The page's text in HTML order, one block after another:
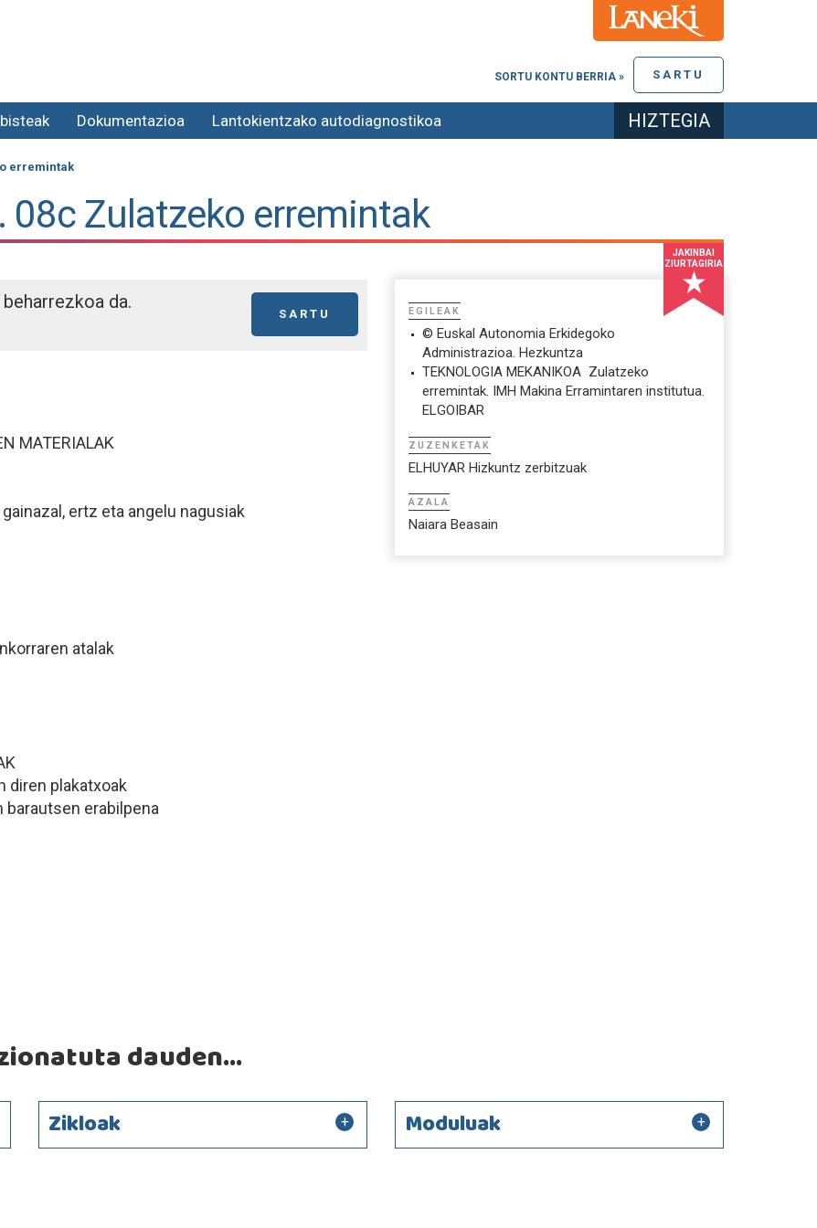
SARTU
SORTU KONTU BERRIA »
Dokumentazioa Lantokientzako autodiagnostikoa HIZTEGIA
erremintak
08c Zulatzeko erremintak
da.
SARTU
MATERIALAK
ertz eta angelu nagusiak
atalak
diren plakatxoak
barautsen erabilpena
JAKINBAI
ZIURTAGIRIA
EGILEAK
© Euskal Autonomia Erkidegoko
Administrazioa. Hezkuntza
TEKNOLOGIA MEKANIKOA  Zulatzeko
erremintak. IMH Makina Erramintaren institutua.
ELGOIBAR
ZUZENKETAK
ELHUYAR Hizkuntz zerbitzuak
AZALA
Naiara Beasain
dauden...
Zikloak Moduluak